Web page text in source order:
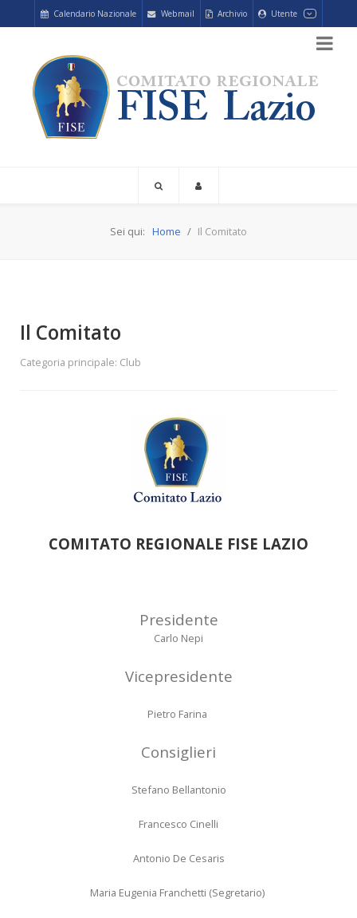
Calendario Nazionale Webmail Archivio Utente
Sei qui: Home Il Comitato
Il Comitato
Categoria principale: Club
COMITATO REGIONALE FISE LAZIO
Presidente
Carlo Nepi
Vicepresidente
Pietro Farina
Consiglieri
Stefano Bellantonio
Francesco Cinelli
Antonio De Cesaris
Maria Eugenia Franchetti (Segretario)